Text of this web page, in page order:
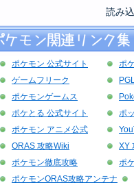
読み
ポケモン 公式サイト
ポ
ゲームフリーク
ポケモンゲームス
ポケとる 公式サイト
ポ
ポケモン アニメ公式
ORAS 攻略Wiki
XY
ポケモン徹底攻略
ポ
ポケモンORAS攻略アンテナ